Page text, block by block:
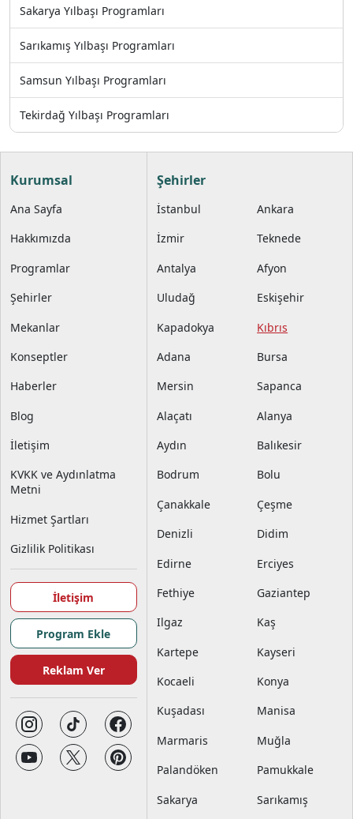
Sakarya Yılbaşı Programları
Sarıkamış Yılbaşı Programları
Samsun Yılbaşı Programları
Tekirdağ Yılbaşı Programları
Kurumsal
Ana Sayfa
Hakkımızda
Programlar
Şehirler
Mekanlar
Konseptler
Haberler
Blog
İletişim
KVKK ve Aydınlatma
Metni
Hizmet Şartları
Gizlilik Politikası
İletişim
Program Ekle
Reklam Ver
Şehirler
İstanbul
Ankara
İzmir
Teknede
Antalya
Afyon
Uludağ
Eskişehir
Kapadokya
Kıbrıs
Adana
Bursa
Mersin
Sapanca
Alaçatı
Alanya
Aydın
Balıkesir
Bodrum
Bolu
Çanakkale
Çeşme
Denizli
Didim
Edirne
Erciyes
Fethiye
Gaziantep
Ilgaz
Kaş
Kartepe
Kayseri
Kocaeli
Konya
Kuşadası
Manisa
Marmaris
Muğla
Palandöken
Pamukkale
Sakarya
Sarıkamış